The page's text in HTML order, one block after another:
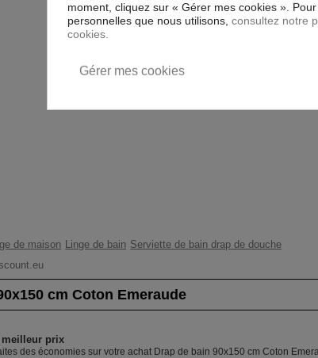
de maison Linge de bain Serviette de bain drap de douche
cm Coton Emeraude
meilleur prix
des économies sur votre achat Drap de bain 90x150 cm Coton
moment, cliquez sur « Gérer mes cookies ».
personnelles que nous utilisons, consultez notre
cookies.
Gérer mes cookies